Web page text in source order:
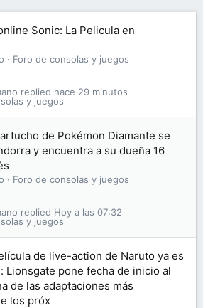
Sonic: La Pelicula en
Foro de consolas y juegos
y juegos
hace 29 minutos
de Pokémon Diamante se
y encuentra a su dueña 16
Foro de consolas y juegos
y juegos
Hoy a las 07:32
de live-action de Naruto ya es
Lionsgate pone fecha de inicio al
de las adaptaciones más
los próx